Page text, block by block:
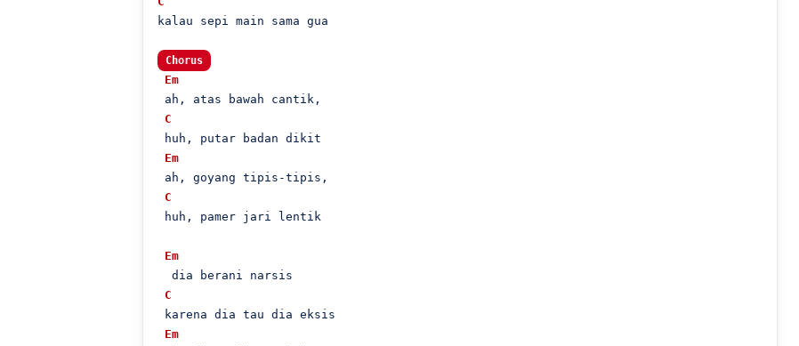
kalau sepi main sama gua
Chorus
Em
ah, atas bawah cantik,
C
huh, putar badan dikit
Em
ah, goyang tipis-tipis,
C
huh, pamer jari lentik
Em
  dia berani narsis
C
karena dia tau dia eksis
Em